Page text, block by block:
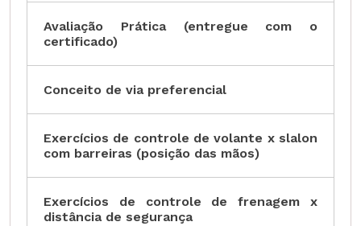
Avaliação Prática (entregue com o
certificado)
Conceito de via preferencial
Exercícios de controle de volante x slalon
com barreiras (posição das mãos)
Exercícios de controle de frenagem x
distância de segurança